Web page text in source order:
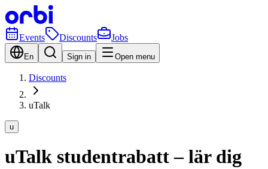
Events Discounts Jobs
En Sign in Open menu
Discounts
uTalk
u
uTalk studentrabatt – lär dig